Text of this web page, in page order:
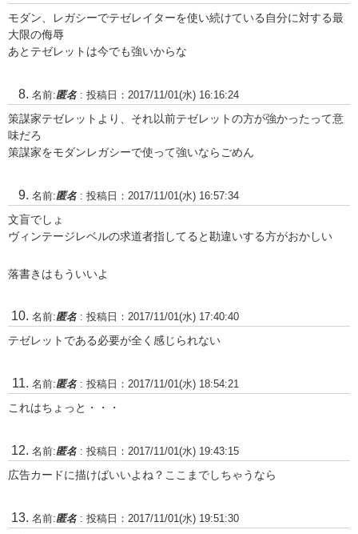
モダン、レガシーでテゼレイターを使い続けている自分に対する最
大限の侮辱
あとテゼレットは今でも強いからな
名前:匿名 : 投稿日：2017/11/01(水) 16:16:24
策謀家テゼレットより、それ以前テゼレットの方が強かったって意
味だろ
策謀家をモダンレガシーで使って強いならごめん
名前:匿名 : 投稿日：2017/11/01(水) 16:57:34
文盲でしょ
ヴィンテージレベルの求道者指してると勘違いする方がおかしい
落書きはもういいよ
名前:匿名 : 投稿日：2017/11/01(水) 17:40:40
テゼレットである必要が全く感じられない
名前:匿名 : 投稿日：2017/11/01(水) 18:54:21
これはちょっと・・・
名前:匿名 : 投稿日：2017/11/01(水) 19:43:15
広告カードに描けばいいよね？ここまでしちゃうなら
名前:匿名 : 投稿日：2017/11/01(水) 19:51:30